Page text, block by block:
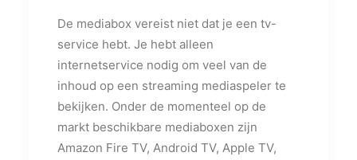
De mediabox vereist niet dat je een tv-
service hebt. Je hebt alleen
internetservice nodig om veel van de
inhoud op een streaming mediaspeler te
bekijken. Onder de momenteel op de
markt beschikbare mediaboxen zijn
Amazon Fire TV, Android TV, Apple TV,